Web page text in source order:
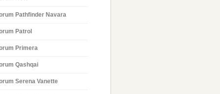
Pathfinder Navara
Patrol
Primera
Qashqai
Serena Vanette